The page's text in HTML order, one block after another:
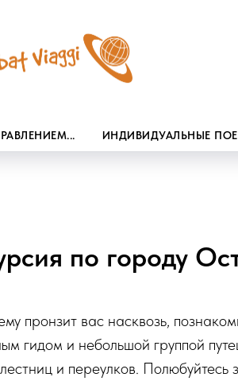
ИНДИВИДУАЛЬНЫЕ
по городу
пронзит вас насквозь,
гидом и небольшой группой
и переулков.